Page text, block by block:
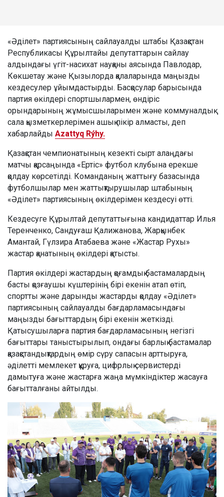
«Әділет» партиясының сайлауалды штабы Қазақстан
Республикасы Құрылтайы депутаттарын сайлау
алдындағы үгіт-насихат науқаны аясында Павлодар,
Көкшетау және Қызылорда қалаларында маңызды
кездесулер ұйымдастырды. Басқосулар барысында
партия өкілдері спортшылармен, өндіріс
орындарының жұмысшыларымен және коммуналдық
сала қызметкерлерімен ашық пікір алмасты, деп
хабарлайды Azattyq Rýhy.
Қазақстан чемпионатының кезекті сырт алаңдағы
матчы қарсаңында «Ертіс» футбол клубына ерекше
қолдау көрсетілді. Команданың жаттығу базасында
футболшылар мен жаттықтырушылар штабының
«Әділет» партиясының өкілдерімен кездесуі өтті.
Кездесуге Құрылтай депутаттығына кандидаттар Илья
Теренченко, Сандуғаш Қалижанова, Жарқынбек
Амантай, Гүлзира Атабаева және «Жастар Рухы»
жастар қанатының өкілдері қатысты.
Партия өкілдері жастардың қоғамдық бастамалардың
басты қозғаушы күштерінің бірі екенін атап өтіп,
спортты және дарынды жастарды қолдау «Әділет»
партиясының сайлауалды бағдарламасындағы
маңызды бағыттардың бірі екенін жеткізді.
Қатысушыларға партия бағдарламасының негізгі
бағыттары таныстырылып, ондағы барлық бастамалар
қазақстандықтардың өмір сүру сапасын арттыруға,
әділетті мемлекет құруға, цифрлық сервистерді
дамытуға және жастарға жаңа мүмкіндіктер жасауға
бағытталғаны айтылды.